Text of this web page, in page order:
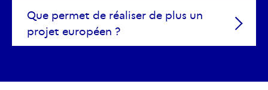
Que permet de réaliser de plus un
projet européen ?